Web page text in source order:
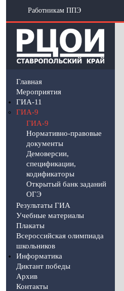
Работникам ППЭ
Главная
Мероприятия
ГИА-11
ГИА-9
ГИА-9
Нормативно-правовые
документы
Демоверсии,
спецификации,
кодификаторы
Открытый банк заданий
ОГЭ
Результаты ГИА
Учебные материалы
Плакаты
Всероссийская олимпиада
школьников
Информатика
Диктант победы
Архив
Контакты